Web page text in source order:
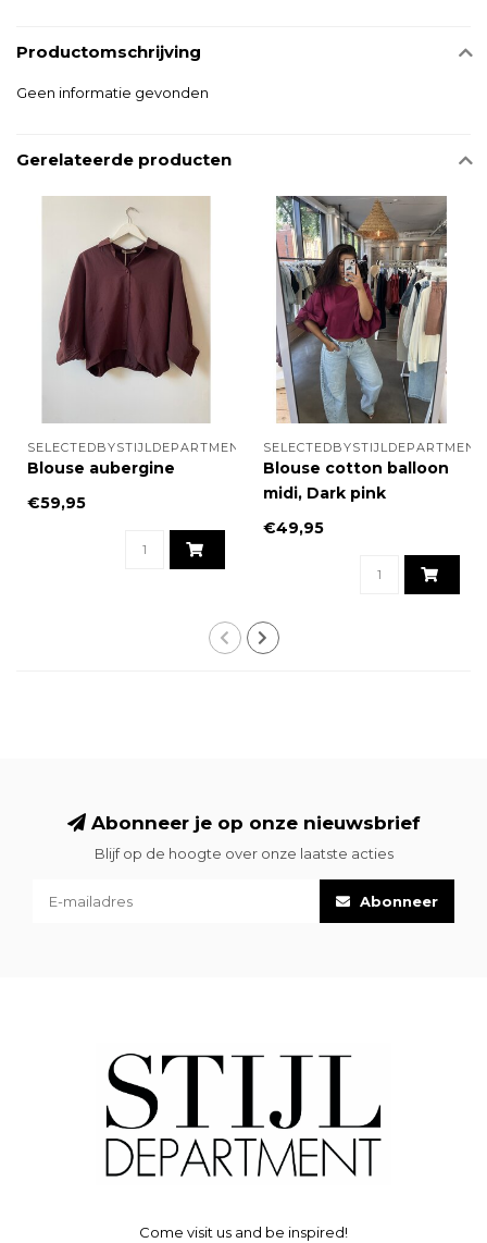
Productomschrijving
Geen informatie gevonden
Gerelateerde producten
SELECTEDBYSTIJLDEPARTMENT
Blouse aubergine
€59,95
SELECTEDBYSTIJLDEPARTMENT
Blouse cotton balloon
midi, Dark pink
€49,95
Abonneer je op onze nieuwsbrief
Blijf op de hoogte over onze laatste acties
Abonneer
Come visit us and be inspired!